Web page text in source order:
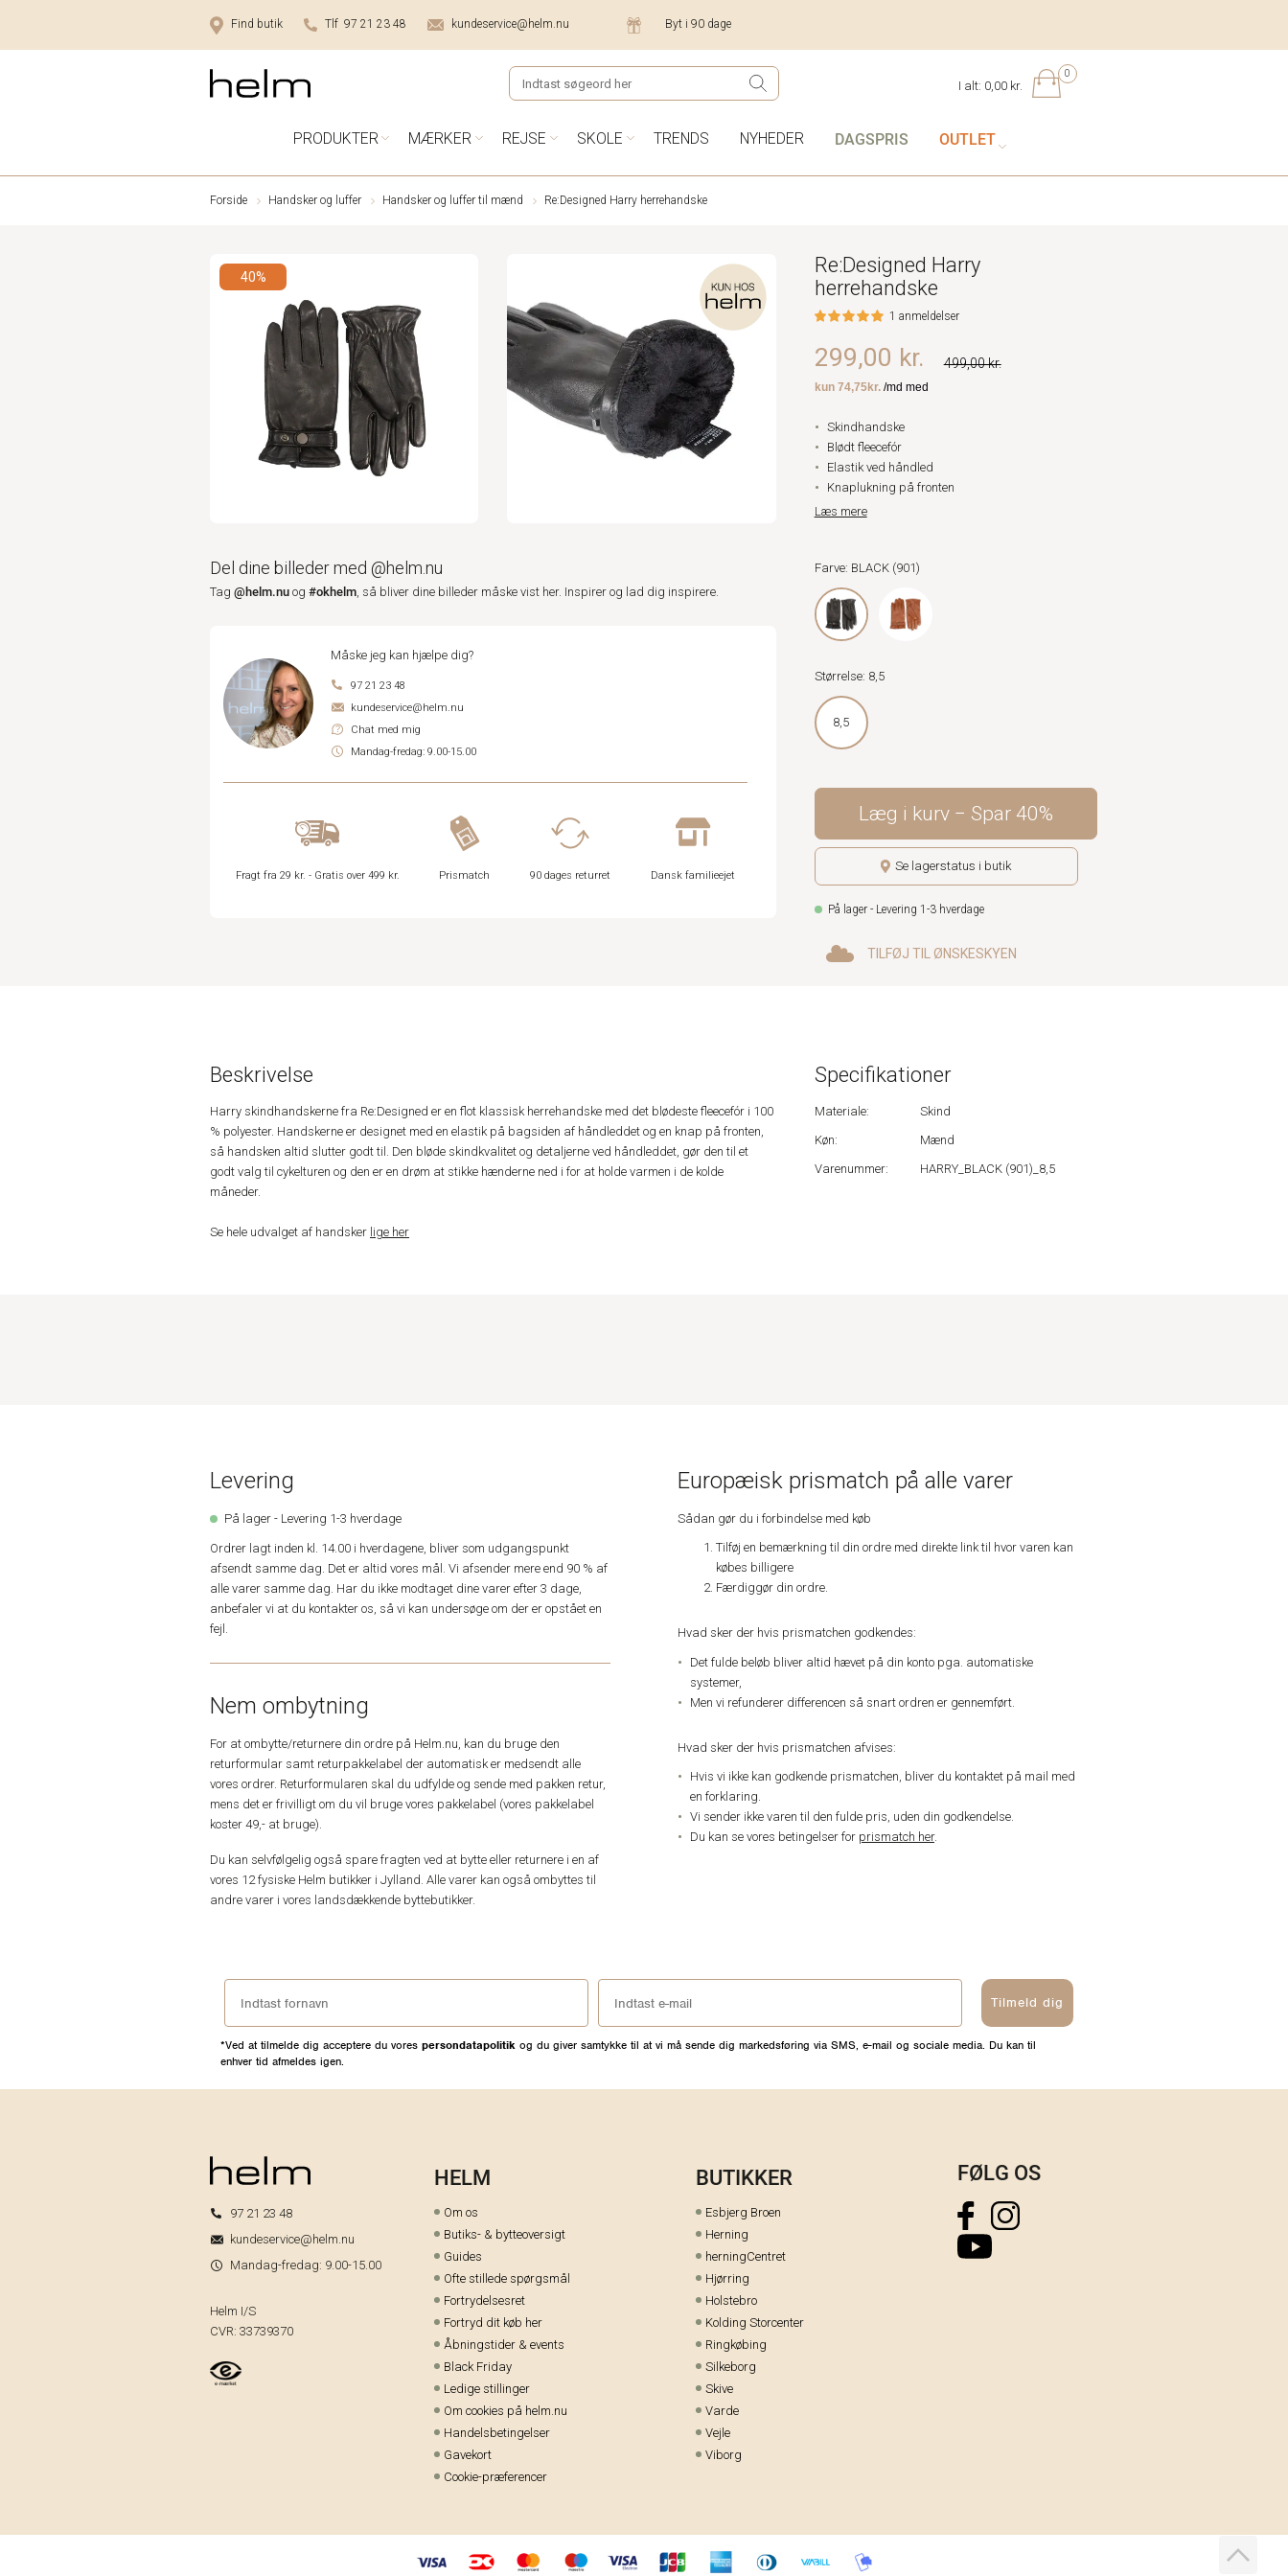
Find butik Tlf 97 21 23 48 kundeservice@helm.nu Byt i 90 dage
0
I alt: 0,00 kr.
PRODUKTER MÆRKER REJSE SKOLE TRENDS NYHEDER DAGSPRIS OUTLET
Forside Handsker og luffer Handsker og luffer til mænd Re:Designed Harry herrehandske
40%
Del dine billeder med @helm.nu
Tag @helm.nu og #okhelm , så bliver dine billeder måske vist her. Inspirer og lad dig inspirere.
Måske jeg kan hjælpe dig?
97 21 23 48
kundeservice@helm.nu
Chat med mig
Mandag-fredag: 9.00-15.00
Fragt fra 29 kr. - Gratis over 499 kr. Prismatch 90 dages returret Dansk familieejet
Re:Designed Harry
herrehandske
1 anmeldelser
499,00 kr.
299,00 kr.
Skindhandske
Blødt fleecefór
Elastik ved håndled
Knaplukning på fronten
Læs mere
Farve: BLACK (901)
Størrelse: 8,5
8,5
Læg i kurv Spar 40%
Se lagerstatus i butik
På lager - Levering 1-3 hverdage
TILFØJ TIL ØNSKESKYEN
Beskrivelse
Harry skindhandskerne fra Re:Designed er en flot klassisk herrehandske med det blødeste fleecefór i 100
% polyester. Handskerne er designet med en elastik på bagsiden af håndleddet og en knap på fronten,
så handsken altid slutter godt til. Den bløde skindkvalitet og detaljerne ved håndleddet, gør den til et
godt valg til cykelturen og den er en drøm at stikke hænderne ned i for at holde varmen i de kolde
måneder.
Se hele udvalget af handsker lige her
Specifikationer
Materiale:
Skind
Køn:
Mænd
Varenummer:
HARRY_BLACK (901)_8,5
Levering
På lager - Levering 1-3 hverdage
Ordrer lagt inden kl. 14.00 i hverdagene, bliver som udgangspunkt
afsendt samme dag. Det er altid vores mål. Vi afsender mere end 90 % af
alle varer samme dag. Har du ikke modtaget dine varer efter 3 dage,
anbefaler vi at du kontakter os, så vi kan undersøge om der er opstået en
fejl.
Nem ombytning
For at ombytte/returnere din ordre på Helm.nu, kan du bruge den
returformular samt returpakkelabel der automatisk er medsendt alle
vores ordrer. Returformularen skal du udfylde og sende med pakken retur,
mens det er frivilligt om du vil bruge vores pakkelabel (vores pakkelabel
koster 49,- at bruge).
Du kan selvfølgelig også spare fragten ved at bytte eller returnere i en af
vores 12 fysiske Helm butikker i Jylland. Alle varer kan også ombyttes til
andre varer i vores landsdækkende byttebutikker.
Europæisk prismatch på alle varer
Sådan gør du i forbindelse med køb
Tilføj en bemærkning til din ordre med direkte link til hvor varen kan
købes billigere
Færdiggør din ordre.
Hvad sker der hvis prismatchen godkendes:
Det fulde beløb bliver altid hævet på din konto pga. automatiske
systemer,
Men vi refunderer differencen så snart ordren er gennemført.
Hvad sker der hvis prismatchen afvises:
Hvis vi ikke kan godkende prismatchen, bliver du kontaktet på mail med
en forklaring.
Vi sender ikke varen til den fulde pris, uden din godkendelse.
Du kan se vores betingelser for prismatch her.
Tilmeld dig
*Ved at tilmelde dig acceptere du vores persondatapolitik og du giver samtykke til at vi må sende dig markedsføring via SMS, e-mail og sociale media. Du kan til
enhver tid afmeldes igen.
97 21 23 48
kundeservice@helm.nu
Mandag-fredag: 9.00-15.00
Helm I/S
CVR: 33739370
HELM
Om os
Butiks- & bytteoversigt
Guides
Ofte stillede spørgsmål
Fortrydelsesret
Fortryd dit køb her
Åbningstider & events
Black Friday
Ledige stillinger
Om cookies på helm.nu
Handelsbetingelser
Gavekort
Cookie-præferencer
BUTIKKER
Esbjerg Broen
Herning
herningCentret
Hjørring
Holstebro
Kolding Storcenter
Ringkøbing
Silkeborg
Skive
Varde
Vejle
Viborg
FØLG OS